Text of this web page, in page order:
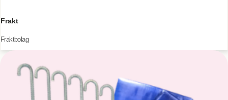
Frakt
Fraktbolag